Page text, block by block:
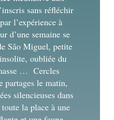
sans réfléchir
l’expérience à
semaine se
Sâo Miguel, petite
oubliée du
… Cercles
partages le matin,
silencieuses dans
la place à une